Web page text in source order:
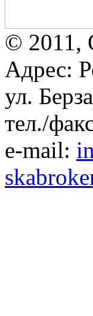
© 2011,
Адрес:
ул.
тел./
e-mail: